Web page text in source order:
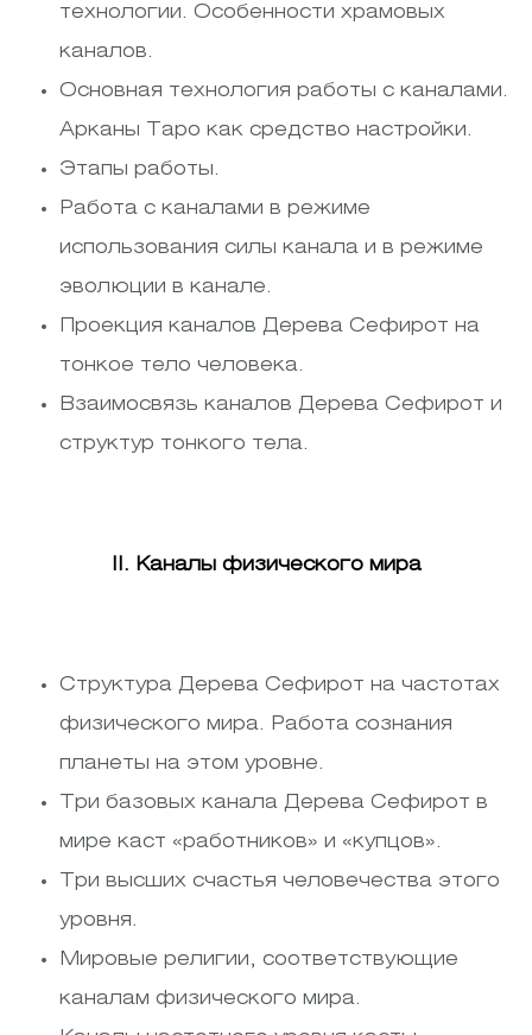
технологии. Особенности храмовых
каналов.
Основная технология работы с каналами.
Арканы Таро как средство настройки.
Этапы работы.
Работа с каналами в режиме
использования силы канала и в режиме
эволюции в канале.
Проекция каналов Дерева Сефирот на
тонкое тело человека.
Взаимосвязь каналов Дерева Сефирот и
структур тонкого тела.
II. Каналы физического мира
Структура Дерева Сефирот на частотах
физического мира. Работа сознания
планеты на этом уровне.
Три базовых канала Дерева Сефирот в
мире каст «работников» и «купцов».
Три высших счастья человечества этого
уровня.
Мировые религии, соответствующие
каналам физического мира.